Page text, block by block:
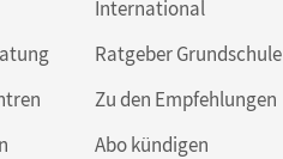
International
Ratgeber Grundschule
Zu den Empfehlungen
Abo kündigen